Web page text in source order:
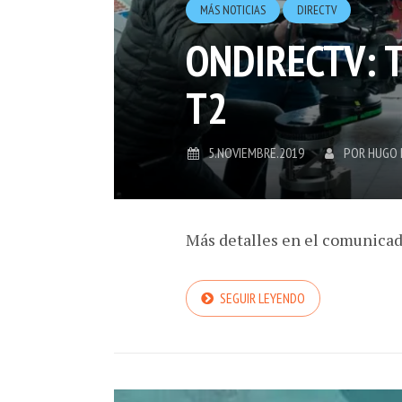
MÁS NOTICIAS DIRECTV
ONDIRECTV:
T2
5.NOVIEMBRE.2019 PORHUGO
Más detalles en el
SEGUIR LEYENDO